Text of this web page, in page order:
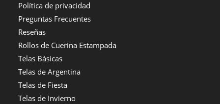
Política de privacidad
Preguntas Frecuentes
Reseñas
Rollos de Cuerina Estampada
Telas Básicas
Telas de Argentina
Telas de Fiesta
Telas de Invierno